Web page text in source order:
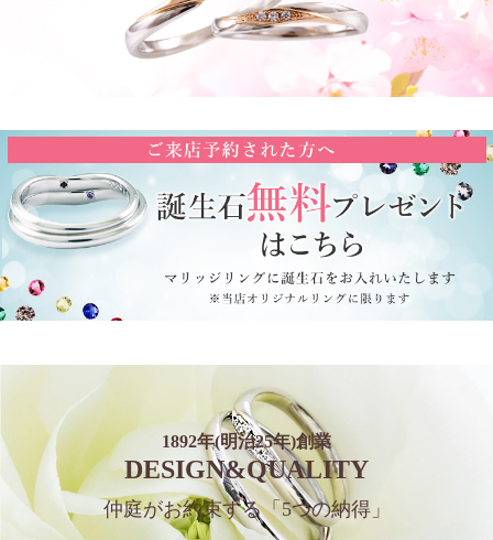
1892年(明治25年)創業
DESIGN&QUALITY
仲庭がお約束する「5つの納得」